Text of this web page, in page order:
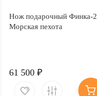
Нож подарочный Финка-2
Морская пехота
61 500 ₽